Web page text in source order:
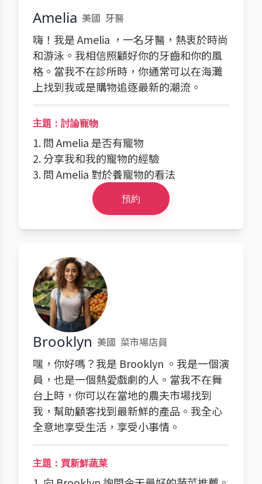
Amelia 美國 牙醫
嗨！我是 Amelia ，一名牙醫，熱衷於時尚
和游泳。我相信照顧好你的牙齒和你的風
格。當我不在診所時，你通常可以在海灘
上找到我或是購物追逐最新的潮流。
主題：討論寵物
1. 問 Amelia 是否有寵物
2. 分享我和我的寵物的經驗
3. 問 Amelia 對於養寵物的看法
預約
Brooklyn 美國 菜市場店員
嘿，你好嗎？我是 Brooklyn 。我是一個演
員，也是一個熱愛戲劇的人。當我不在舞
台上時，你可以在當地的農夫市場找到
我，幫助顧客找到最新鮮的產品。我全心
全意地享受生活，享受小事情。
主題：買新鮮蔬菜